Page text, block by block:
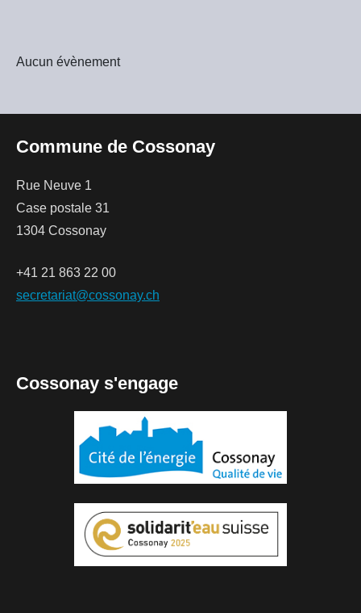
Aucun évènement
Commune de Cossonay
Rue Neuve 1
Case postale 31
1304 Cossonay
+41 21 863 22 00
secretariat@cossonay.ch
Cossonay s'engage